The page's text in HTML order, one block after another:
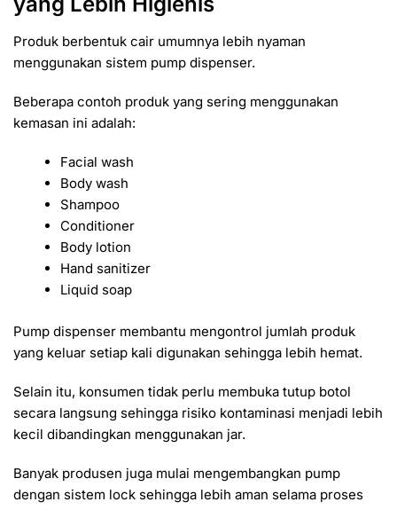
Produk berbentuk cair umumnya lebih nyaman
menggunakan sistem pump dispenser.
Beberapa contoh produk yang sering menggunakan
kemasan ini adalah:
Facial wash
Body wash
Shampoo
Conditioner
Body lotion
Hand sanitizer
Liquid soap
Pump dispenser membantu mengontrol jumlah produk
yang keluar setiap kali digunakan sehingga lebih hemat.
Selain itu, konsumen tidak perlu membuka tutup botol
secara langsung sehingga risiko kontaminasi menjadi lebih
kecil dibandingkan menggunakan jar.
Banyak produsen juga mulai mengembangkan pump
dengan sistem lock sehingga lebih aman selama proses